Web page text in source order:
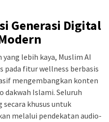
Generasi Digital
lebih kaya, Muslim AI
pada fitur wellness berbasis
mengembangkan konten
dakwah Islami. Seluruh
khusus untuk
melalui pendekatan audio-